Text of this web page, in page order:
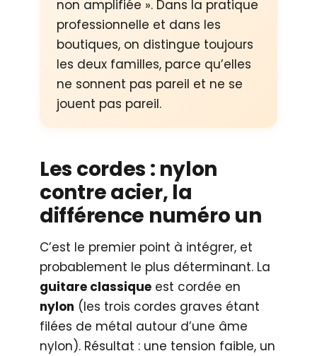
non amplifiée ». Dans la pratique
professionnelle et dans les
boutiques, on distingue toujours
les deux familles, parce qu’elles
ne sonnent pas pareil et ne se
jouent pas pareil.
Les cordes : nylon
contre acier, la
différence numéro un
C’est le premier point à intégrer, et
probablement le plus déterminant. La
guitare classique est cordée en
nylon (les trois cordes graves étant
filées de métal autour d’une âme
nylon). Résultat : une tension faible, un